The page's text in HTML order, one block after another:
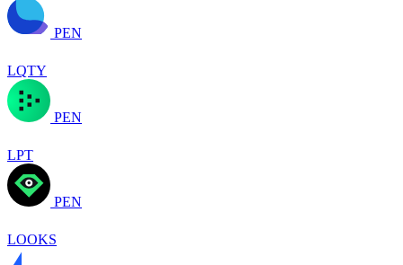
PEN
LQTY
PEN
LPT
PEN
LOOKS